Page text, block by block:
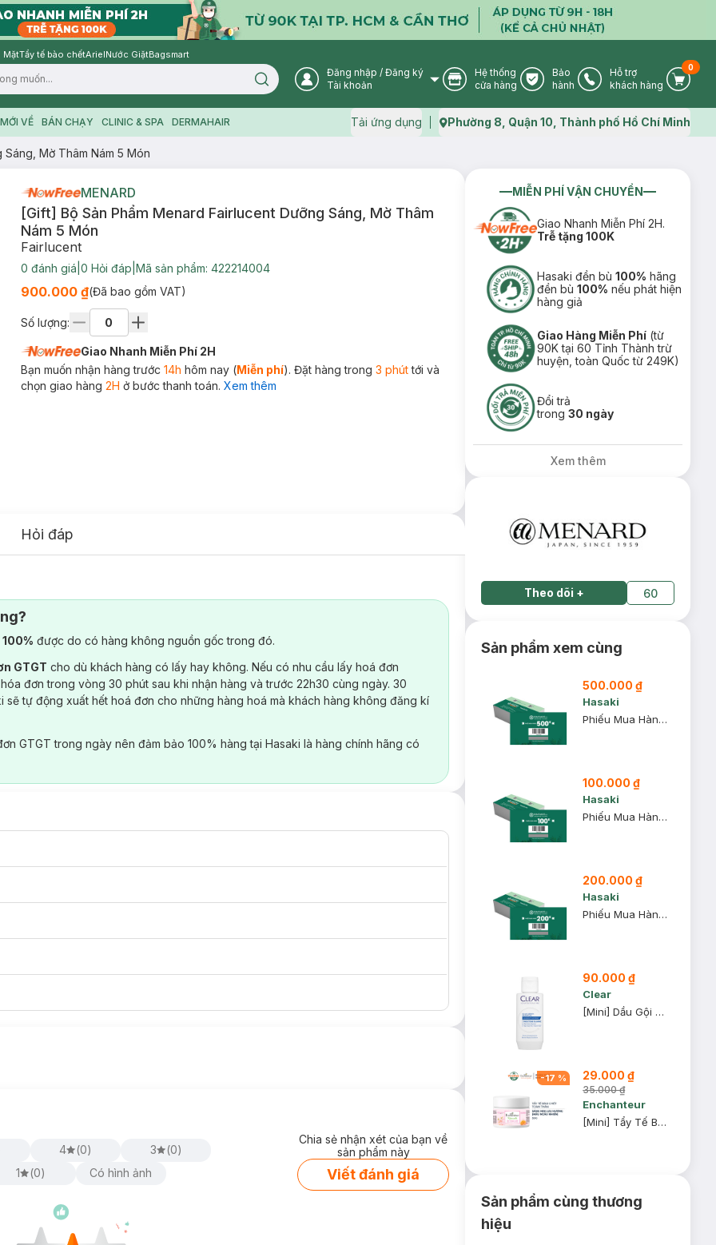
MặtTẩy tế bào chếtArielNước GiặtBagsmart
Search icon User Icon
Đăng nhập / Đăng ký
Tài khoản
Store Icon
Hệ thống
cửa hàng
Warranty Icon
Bảo
hành
Phone Icon
Hỗ trợ
khách hàng
Cart
0
VỀ BÁN CHẠY CLINIC & SPA DERMAHAIR Tải ứng dụng Map icon
Phường 8, Quận 10, Thành phố Hồ Chí Minh
Mờ Thâm Nám 5 Món
MENARD
[Gift] Bộ Sản Phẩm Menard Fairlucent Dưỡng Sáng, Mờ Thâm
Nám 5 Món
Fairlucent
0 đánh giá 0 Hỏi đáp Mã sản phẩm: 422214004
900.000 ₫(Đã bao gồm VAT)
Số lượng:
Giao Nhanh Miễn Phí 2H
Bạn muốn nhận hàng trước 14h hôm nay (Miễn phí). Đặt hàng trong 3 phúttới và
chọn giao hàng 2H ở bước thanh toán. Xem thêm
Hỏi đáp
được do có hàng không nguồn gốc trong đó.
GTGT cho dù khách hàng có lấy hay không. Nếu có nhu cầu lấy hoá đơn
đơn trong vòng 30 phút sau khi nhận hàng và trước 22h30 cùng ngày. 30
sẽ tự động xuất hết hoá đơn cho những hàng hoá mà khách hàng không đăng kí
GTGT trong ngày nên đảm bảo 100% hàng tại Hasaki là hàng chính hãng có
4 (0) 3 (0)
1
(0) Có hình ảnh
Chia sẻ nhận xét của bạn về
sản phẩm này
Viết đánh giá
MIỄN PHÍ VẬN CHUYỂN
Giao Nhanh Miễn Phí 2H.
Trễ tặng 100K
Hasaki đền bù100% hãng
đền bù100% nếu phát hiện
hàng giả
Giao Hàng Miễn Phí (từ
90K tại 60 Tỉnh Thành trừ
huyện, toàn Quốc từ 249K)
Đổi trả
trong30 ngày
Xem thêm
Theo dõi + 60
Sản phẩm xem cùng
500.000 ₫
Hasaki
Phiếu Mua Hàng 500k
100.000 ₫
Hasaki
Phiếu Mua Hàng 100k
200.000 ₫
Hasaki
Phiếu Mua Hàng 200k
90.000 ₫
Clear
[Mini] Dầu Gội Clear 80g (Mẫu Ngẫu Nhiên)
-17 % 29.000 ₫
35.000 ₫
Enchanteur
[Mini] Tẩy Tế Bào Chết Toàn Thân Enchanteur 50g (Mẫu Ngẫu Nhiên)
Sản phẩm cùng thương
hiệu